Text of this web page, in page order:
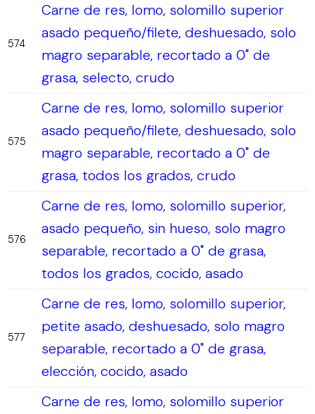
574
Carne de res, lomo, solomillo superior
asado pequeño/filete, deshuesado, solo
magro separable, recortado a 0" de
grasa, selecto, crudo
575
Carne de res, lomo, solomillo superior
asado pequeño/filete, deshuesado, solo
magro separable, recortado a 0" de
grasa, todos los grados, crudo
576
Carne de res, lomo, solomillo superior,
asado pequeño, sin hueso, solo magro
separable, recortado a 0" de grasa,
todos los grados, cocido, asado
577
Carne de res, lomo, solomillo superior,
petite asado, deshuesado, solo magro
separable, recortado a 0" de grasa,
elección, cocido, asado
Carne de res, lomo, solomillo superior